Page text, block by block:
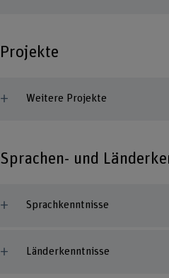
Projekte
Weitere Projekte
Sprachen- und
Sprachkenntnisse
Länderkenntnisse